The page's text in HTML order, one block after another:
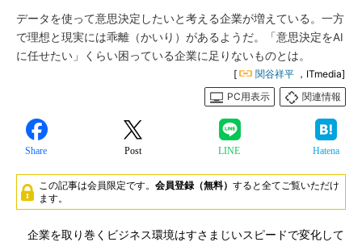
データを使って意思決定したいと考える企業が増えている。一方
で理想と現実には乖離（かいり）があるようだ。「意思決定をAI
に任せたい」くらい困っている企業に足りないものとは。
[ 関谷祥平 ，ITmedia]
PC用表示
関連情報
Share Post LINE Hatena
この記事は会員限定です。 会員登録（無料） すると全てご覧いただけ
ます。
企業を取り巻くビジネス環境はすさまじいスピードで変化して